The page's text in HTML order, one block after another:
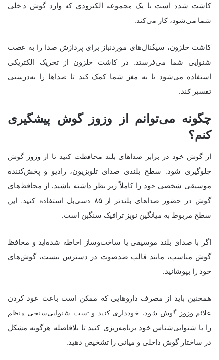
کاشت شده است با یک مجموعه الکترودی که وارد گوش داخلی
شما می‌شود، کار می‌کند.
کاشت حلزون، سیگنال‌های موردنیاز برای پردازش صدا را به عصب
شنوایی شما می‌فرستد. در کاشت حلزون از تحریک الکتریکی
استفاده می‌شود تا به مغز شما کمک کند تا صداها را به‌درستی
تفسیر کند.
چگونه می‌توانم از وزوز گوش پیشگیری
کنم؟
از گوش خود در برابر صداهای بلند محافظت کنید تا از وزوز گوش
جلوگیری شود. سطح بلندی صدای تلویزیون، رادیو و پخش‌کننده
موسیقی شخصی خود را کاملاً زیر نظر داشته باشید. از محافظ‌های
گوش در حضور صداهای بلندتر از ۸۵ دسی‌بل استفاده کنید، این
سطح مربوط به میانگین نویز ترافیک سنگین است.
اگر با صدای بلند موسیقی یا ساخت‌وساز احاطه شده‌اید و محافظ
گوش مناسب، مانند قالب ضدصوت در دسترس نیست، گوش‌های
خود را بپوشانید.
همچنین باید از مصرف داروهایی که ممکن است باعث عود کردن
علائم وزوز گوش شود، خودداری کنید و تست شنوایی‌سنجی منظم
را با شنوایی‌شناس خود برنامه‌ریزی کنید تا بلافاصله هرگونه مشکل
در ساختار گوش داخلی و میانی را تشخیص دهید.